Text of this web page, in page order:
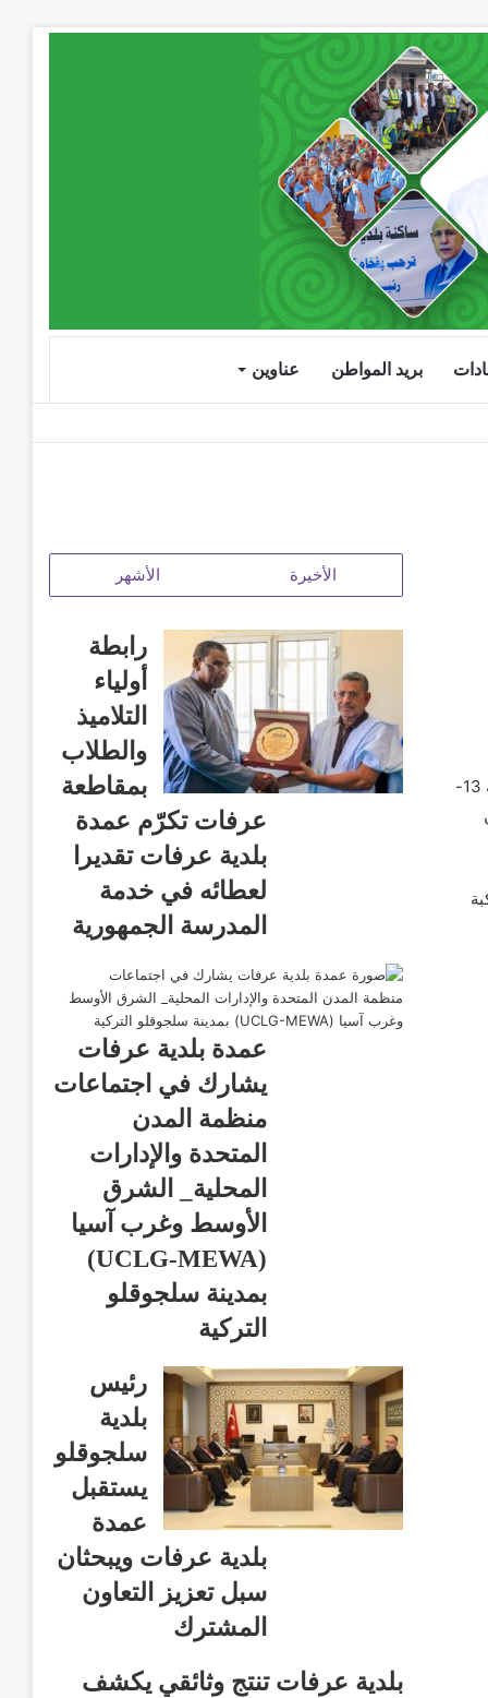
بريد المواطن عناوين
أدى عمدة بلدية عرفات السيد الحسن ولد محمد رفقة حاكم المقاطعة السيد خطاري ولد الخرشي صباح اليوم الجمعة 13-
الأخيرة الأشهر
رابطة
أولياء
التلاميذ
والطلاب
بمقاطعة
عرفات تكرّم عمدة
بلدية عرفات تقديرا
لعطائه في خدمة
المدرسة الجمهورية
عمدة بلدية عرفات
يشارك في اجتماعات
منظمة المدن
المتحدة والإدارات
المحلية_ الشرق
الأوسط وغرب آسيا
(UCLG-MEWA)
بمدينة سلجوقلو
التركية
رئيس
بلدية
سلجوقلو
يستقبل
عمدة
بلدية عرفات ويبحثان
سبل تعزيز التعاون
المشترك
بلدية عرفات تنتج وثائقي يكشف